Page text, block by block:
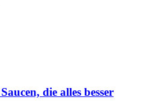
die alles besser